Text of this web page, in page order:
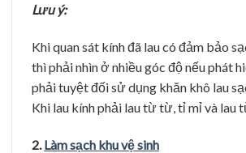
Lưu ý:
Khi quan sát kính đã lau có đảm bảo
thì phải nhìn ở nhiều góc độ nếu phát
phải tuyệt đối sử dụng khăn khô lau
Khi lau kính phải lau từ từ, tỉ mỉ và lau
2. Làm sạch khu vệ sinh